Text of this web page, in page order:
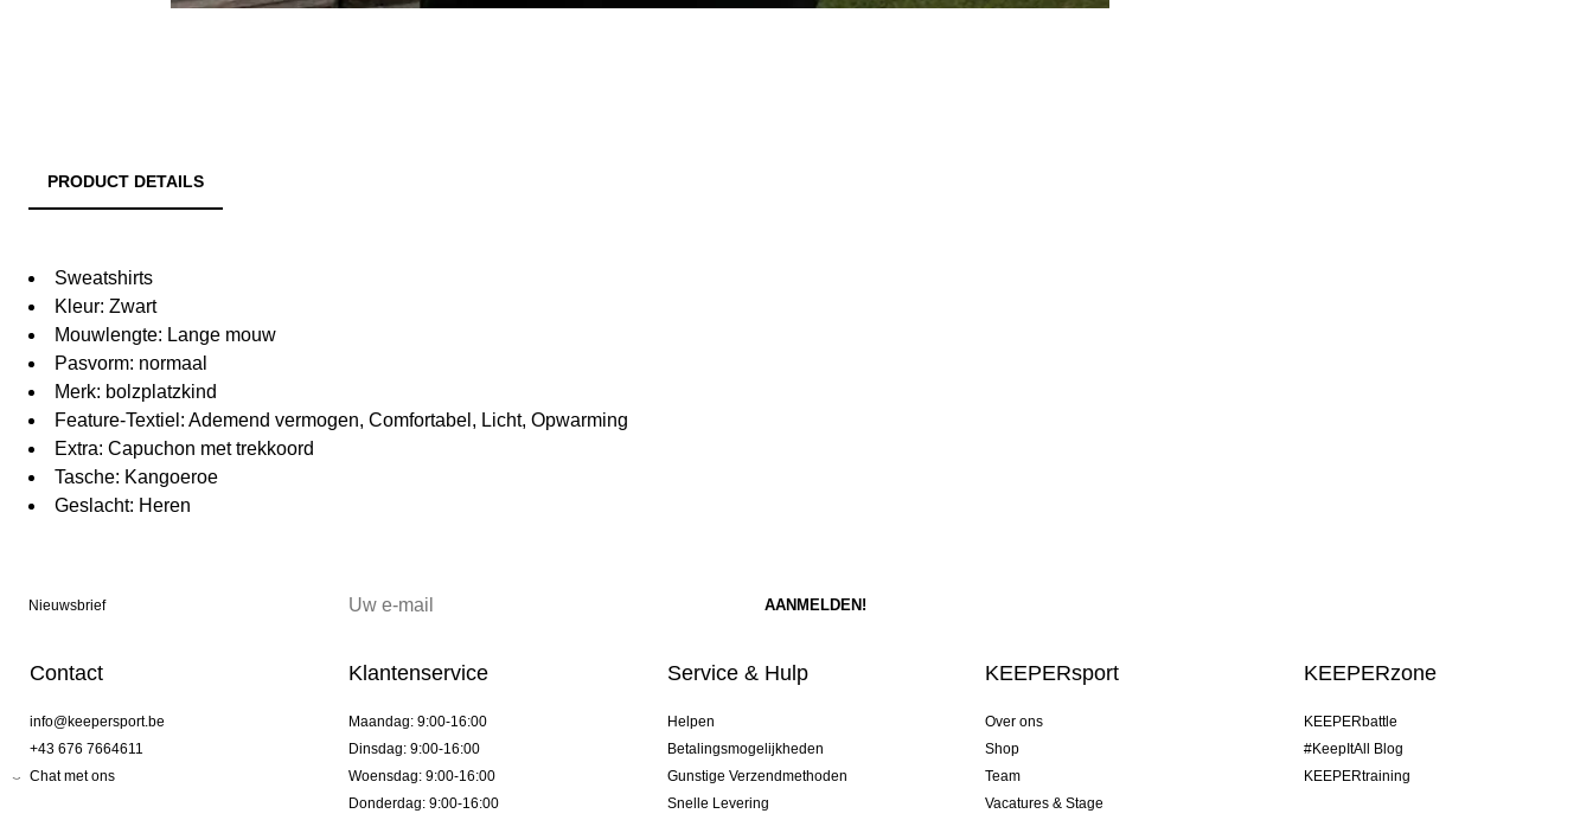
PRODUCT DETAILS
Sweatshirts
Kleur: Zwart
Mouwlengte: Lange mouw
Pasvorm: normaal
Merk: bolzplatzkind
Feature-Textiel: Ademend vermogen, Comfortabel, Licht, Opwarming
Extra: Capuchon met trekkoord
Tasche: Kangoeroe
Geslacht: Heren
Nieuwsbrief
Contact
info@keepersport.be
+43 676 7664611
Chat met ons
Klantenservice
Maandag: 9:00-16:00
Dinsdag: 9:00-16:00
Woensdag: 9:00-16:00
Donderdag: 9:00-16:00
Service & Hulp
Helpen
Betalingsmogelijkheden
Gunstige Verzendmethoden
Snelle Levering
KEEPERsport
Over ons
Shop
Team
Vacatures & Stage
KEEPERzone
KEEPERbattle
#KeepItAll Blog
KEEPERtraining